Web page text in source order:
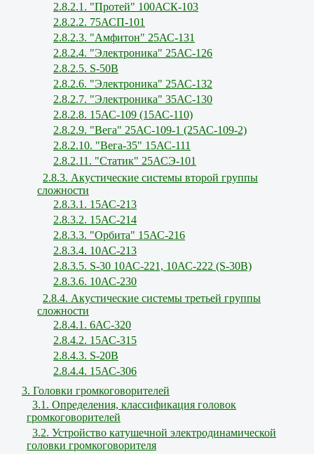
2.8.2.1. "Протей" 100АСК-103
2.8.2.2. 75АСП-101
2.8.2.3. "Амфитон" 25АС-131
2.8.2.4. "Электроника" 25АС-126
2.8.2.5. S-50В
2.8.2.6. "Электроника" 25АС-132
2.8.2.7. "Электроника" 35АС-130
2.8.2.8. 15АС-109 (15АС-110)
2.8.2.9. "Вега" 25АС-109-1 (25АС-109-2)
2.8.2.10. "Вега-35" 15АС-111
2.8.2.11. "Статик" 25АСЭ-101
2.8.3. Акустические системы второй группы
сложности
2.8.3.1. 15АС-213
2.8.3.2. 15АС-214
2.8.3.3. "Орбита" 15АС-216
2.8.3.4. 10АС-213
2.8.3.5. S-30 10АС-221, 10АС-222 (S-30В)
2.8.3.6. 10АС-230
2.8.4. Акустические системы третьей группы
сложности
2.8.4.1. 6АС-320
2.8.4.2. 15АС-315
2.8.4.3. S-20B
2.8.4.4. 15АС-306
3. Головки громкоговорителей
3.1. Определения, классификация головок
громкоговорителей
3.2. Устройство катушечной электродинамической
головки громкоговорителя